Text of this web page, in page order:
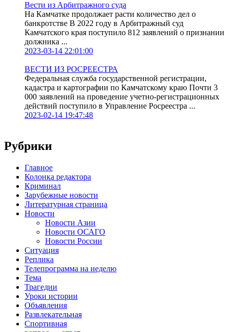
Вести из Арбитражного суда
На Камчатке продолжает расти количество дел о
банкротстве В 2022 году в Арбитражный суд
Камчатского края поступило 812 заявлений о признании
должника ...
2023-03-14 22:01:00
ВЕСТИ ИЗ РОСРЕЕСТРА
Федеральная служба государственной регистрации,
кадастра и картографии по Камчатскому краю Почти 3
000 заявлений на проведение учетно-регистрационных
действий поступило в Управление Росреестра ...
2023-02-14 19:47:48
Рубрики
Главное
Колонка редактора
Криминал
Зарубежные новости
Литературная страница
Новости
Новости Азии
Новости ОСАГО
Новости России
Ситуация
Реплика
Телепрограмма на неделю
Тема
Трагедии
Уроки истории
Объявления
Развлекательная
Спортивная